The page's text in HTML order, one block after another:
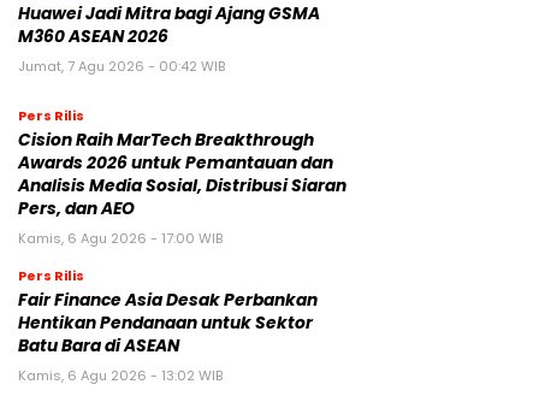
Huawei Jadi Mitra bagi Ajang GSMA
M360 ASEAN 2026
Jumat, 7 Agu 2026 - 00:42 WIB
Pers Rilis
Cision Raih MarTech Breakthrough
Awards 2026 untuk Pemantauan dan
Analisis Media Sosial, Distribusi Siaran
Pers, dan AEO
Kamis, 6 Agu 2026 - 17:00 WIB
Pers Rilis
Fair Finance Asia Desak Perbankan
Hentikan Pendanaan untuk Sektor
Batu Bara di ASEAN
Kamis, 6 Agu 2026 - 13:02 WIB